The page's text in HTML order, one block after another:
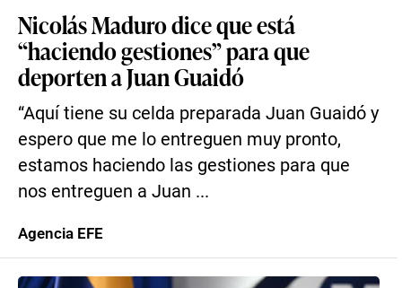
Nicolás Maduro dice que está
“haciendo gestiones” para que
deporten a Juan Guaidó
“Aquí tiene su celda preparada Juan Guaidó y
espero que me lo entreguen muy pronto,
estamos haciendo las gestiones para que
nos entreguen a Juan ...
Agencia EFE